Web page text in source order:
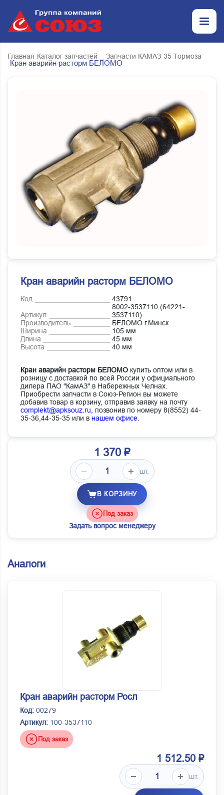
Главная Каталог запчастей _ Запчасти КАМАЗ 35 Тормоза
Кран аварийн расторм БЕЛОМО
Кран аварийн расторм БЕЛОМО
Код
43791
Артикул
8002-3537110 (64221-
3537110)
Производитель
БЕЛОМО г.Минск
Ширина
105 мм
Длина
45 мм
Высота
40 мм
Кран аварийн расторм БЕЛОМО купить оптом или в
розницу с доставкой по всей России у официального
дилера ПАО "КамАЗ" в Набережных Челнах.
Приобрести запчасти в Союз-Регион вы можете
добавив товар в корзину, отправив заявку на почту
complekt@apksouz.ru, позвонив по номеру 8(8552) 44-
35-36,44-35-35 или в нашем офисе.
1 370 ₽
шт.
В КОРЗИНУ
Под заказ
Задать вопрос менеджеру
Аналоги
Кран аварийн расторм Росл
Код: 00279
Артикул: 100-3537110
Под заказ
1 512.50 ₽
шт.